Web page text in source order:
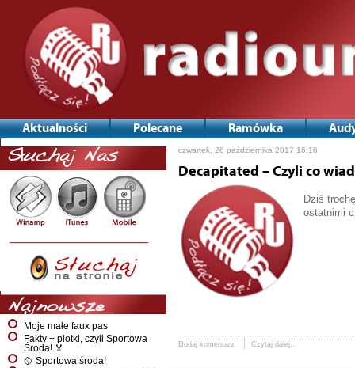
Aktualności Polecane Ramówka
Słuchaj Nas
Najnowsze
Moje małe faux pas
Fakty + plotki, czyli Sportowa
Środa! 🏅
🥎 Sportowa środa!
czwartek, 26 października 2017 16:16
Decapitated – Czyli co
Dziś
ostatnimi
Dodaj komentarz Czytaj dalej...